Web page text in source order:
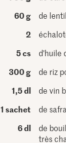
60 g
de
2
5 cs
d'huile
300 g
de riz
1,5 dl
de vin
1 sachet
de
6 dl
de
très